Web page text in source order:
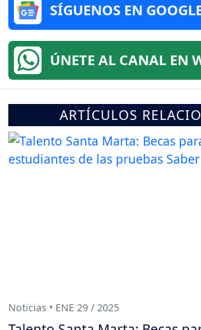
SÍGUENOS EN
ÚNETE AL CANAL EN
ARTÍCULOS
Noticias • ENE 29 / 2025